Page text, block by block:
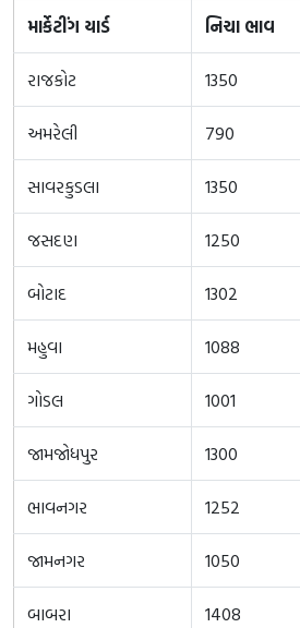
માર્કેટીંગ યાર્ડ નિચા ભાવ
રાજકોટ 1350
અમરેલી 790
સાવરકુડલા 1350
જસદણ 1250
બોટાદ 1302
મહુવા 1088
ગોડલ 1001
જામજોધપુર 1300
ભાવનગર 1252
જામનગર 1050
બાબરા 1408